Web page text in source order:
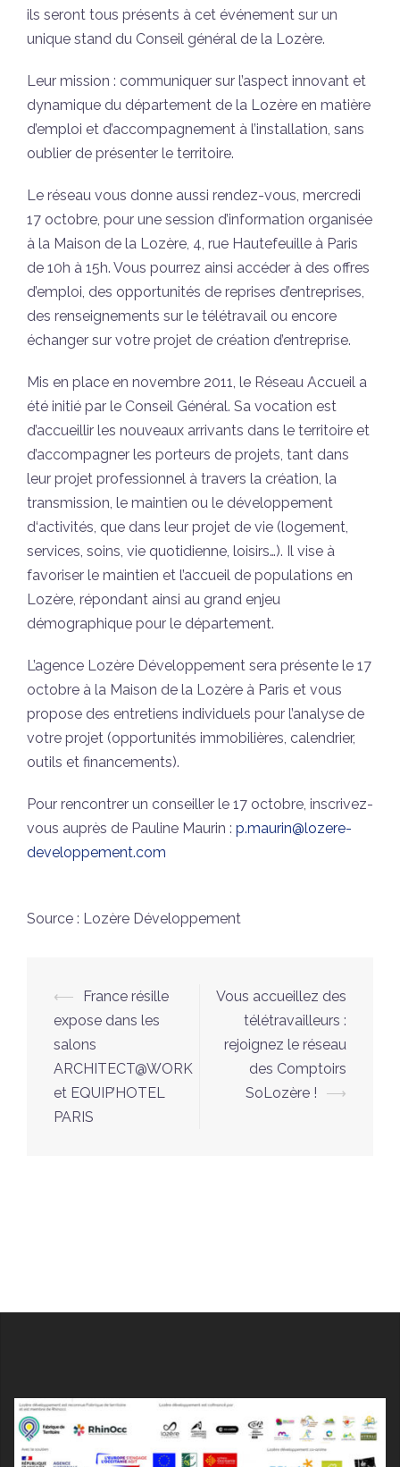
ils seront tous présents à cet événement sur un
unique stand du Conseil général de la Lozère.
Leur mission : communiquer sur l’aspect innovant et
dynamique du département de la Lozère en matière
d’emploi et d’accompagnement à l’installation, sans
oublier de présenter le territoire.
Le réseau vous donne aussi rendez-vous, mercredi
17 octobre, pour une session d’information organisée
à la Maison de la Lozère, 4, rue Hautefeuille à Paris
de 10h à 15h. Vous pourrez ainsi accéder à des offres
d’emploi, des opportunités de reprises d’entreprises,
des renseignements sur le télétravail ou encore
échanger sur votre projet de création d’entreprise.
Mis en place en novembre 2011, le Réseau Accueil a
été initié par le Conseil Général. Sa vocation est
d’accueillir les nouveaux arrivants dans le territoire et
d’accompagner les porteurs de projets, tant dans
leur projet professionnel à travers la création, la
transmission, le maintien ou le développement
d‘activités, que dans leur projet de vie (logement,
services, soins, vie quotidienne, loisirs…). Il vise à
favoriser le maintien et l’accueil de populations en
Lozère, répondant ainsi au grand enjeu
démographique pour le département.
L’agence Lozère Développement sera présente le 17
octobre à la Maison de la Lozère à Paris et vous
propose des entretiens individuels pour l’analyse de
votre projet (opportunités immobilières, calendrier,
outils et financements).
Pour rencontrer un conseiller le 17 octobre, inscrivez-
vous auprès de Pauline Maurin : p.maurin@lozere-
developpement.com
Source : Lozère Développement
Navigation
d’article
⟵
France résille
expose dans les
salons
ARCHITECT@WORK
et EQUIP’HOTEL
PARIS
Vous accueillez des
télétravailleurs :
rejoignez le réseau
des Comptoirs
SoLozère !
⟶